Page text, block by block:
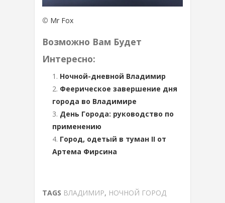
© Mr Fox
Возможно Вам Будет
Интересно:
Ночной-дневной Владимир
Феерическое завершение дня
города во Владимире
День Города: руководство по
применению
Город, одетый в туман II от
Артема Фирсина
TAGS ВЛАДИМИР, НОЧНОЙ ГОРОД